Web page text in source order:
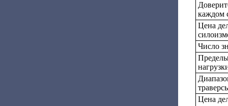
каждом
Цена
Число
Цена